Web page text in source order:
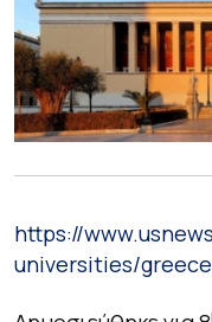
https://
universities/greece